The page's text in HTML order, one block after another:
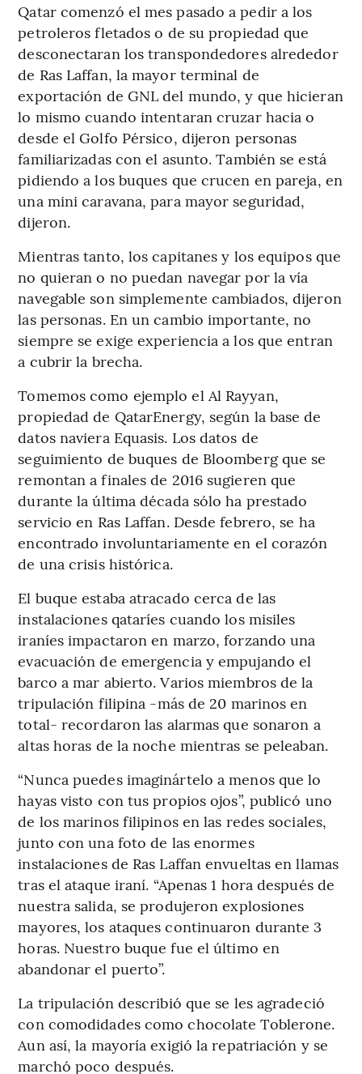
Qatar comenzó el mes pasado a pedir a los
petroleros fletados o de su propiedad que
desconectaran los transpondedores alrededor
de Ras Laffan, la mayor terminal de
exportación de GNL del mundo, y que hicieran
lo mismo cuando intentaran cruzar hacia o
desde el Golfo Pérsico, dijeron personas
familiarizadas con el asunto. También se está
pidiendo a los buques que crucen en pareja, en
una mini caravana, para mayor seguridad,
dijeron.
Mientras tanto, los capitanes y los equipos que
no quieran o no puedan navegar por la vía
navegable son simplemente cambiados, dijeron
las personas. En un cambio importante, no
siempre se exige experiencia a los que entran
a cubrir la brecha.
Tomemos como ejemplo el Al Rayyan,
propiedad de QatarEnergy, según la base de
datos naviera Equasis. Los datos de
seguimiento de buques de Bloomberg que se
remontan a finales de 2016 sugieren que
durante la última década sólo ha prestado
servicio en Ras Laffan. Desde febrero, se ha
encontrado involuntariamente en el corazón
de una crisis histórica.
El buque estaba atracado cerca de las
instalaciones qataríes cuando los misiles
iraníes impactaron en marzo, forzando una
evacuación de emergencia y empujando el
barco a mar abierto. Varios miembros de la
tripulación filipina -más de 20 marinos en
total- recordaron las alarmas que sonaron a
altas horas de la noche mientras se peleaban.
“Nunca puedes imaginártelo a menos que lo
hayas visto con tus propios ojos”, publicó uno
de los marinos filipinos en las redes sociales,
junto con una foto de las enormes
instalaciones de Ras Laffan envueltas en llamas
tras el ataque iraní. “Apenas 1 hora después de
nuestra salida, se produjeron explosiones
mayores, los ataques continuaron durante 3
horas. Nuestro buque fue el último en
abandonar el puerto”.
La tripulación describió que se les agradeció
con comodidades como chocolate Toblerone.
Aun así, la mayoría exigió la repatriación y se
marchó poco después.